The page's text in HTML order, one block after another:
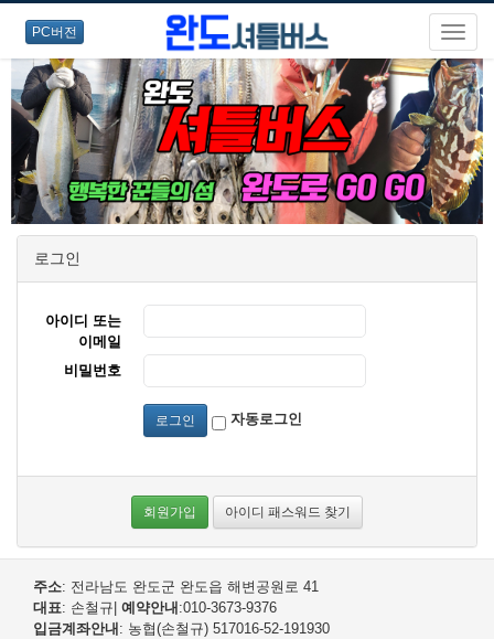
PC버전
로그인
아이디 또는
이메일
비밀번호
로그인 자동로그인
회원가입 아이디 패스워드 찾기
주소: 전라남도 완도군 완도읍 해변공원로 41
대표: 손철규 예약안내 :010-3673-9376
입금계좌안내 : 농협(손철규) 517016-52-191930